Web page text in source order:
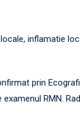
inflamatie
prin
RMN.